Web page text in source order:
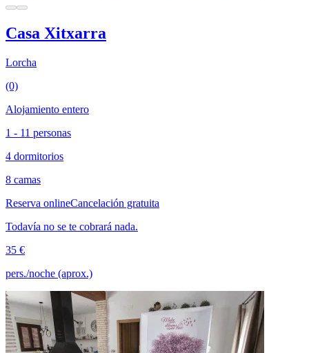
Casa Xitxarra
Lorcha
(0)
Alojamiento entero
1 - 11 personas
4 dormitorios
8 camas
Reserva onlineCancelación gratuita
Todavía no se te cobrará nada.
35 €
pers./noche (aprox.)